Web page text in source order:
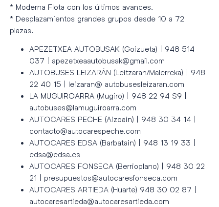
* Moderna Flota con los últimos avances.
* Desplazamientos grandes grupos desde 10 a 72
plazas.
APEZETXEA AUTOBUSAK (Goizueta) | 948 514
037 | apezetxeaautobusak@gmail.com
AUTOBUSES LEIZARÁN (Leitzaran/Malerreka) | 948
22 40 15 | leizaran@ autobusesleizaran.com
LA MUGUIROARRA (Mugiro) | 948 22 94 S9 |
autobuses@lamuguiroarra.com
AUTOCARES PECHE (Aizoain) | 948 30 34 14 |
contacto@autocarespeche.com
AUTOCARES EDSA (Barbatain) | 948 13 19 33 |
edsa@edsa.es
AUTOCARES FONSECA (Berrioplano) | 948 30 22
21 | presupuestos@autocaresfonseca.com
AUTOCARES ARTIEDA (Huarte) 948 30 02 87 |
autocaresartieda@autocaresartieda.com